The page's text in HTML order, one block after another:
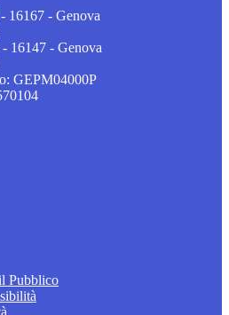
16167 - Genova
16147 - Genova
GEPM04000P
Pubblico